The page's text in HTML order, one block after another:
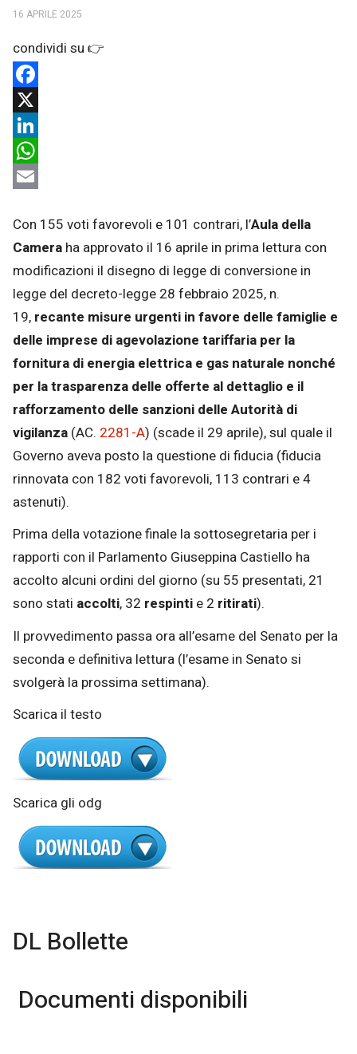
16 APRILE 2025
Facebook
X
LinkedIn
WhatsApp
Con 155 voti favorevoli e 101 contrari, l’Aula della
Camera ha approvato il 16 aprile in prima lettura con
modificazioni il disegno di legge di conversione in
legge del decreto-legge 28 febbraio 2025, n.
19, recante misure urgenti in favore delle famiglie e
delle imprese di agevolazione tariffaria per la
fornitura di energia elettrica e gas naturale nonché
per la trasparenza delle offerte al dettaglio e il
rafforzamento delle sanzioni delle Autorità di
vigilanza (AC. 2281-A​) (scade il 29 aprile), sul quale il
Governo aveva posto la questione di fiducia (fiducia
rinnovata con 182 voti favorevoli, 113 contrari e 4
astenuti).
Prima della votazione finale la sottosegretaria per i
rapporti con il Parlamento Giuseppina Castiello ha
accolto alcuni ordini del giorno (su 55 presentati, 21
sono stati accolti, 32 respinti e 2 ritirati).
Il provvedimento passa ora all’esame del Senato per la
seconda e definitiva lettura (l’esame in Senato si
svolgerà la prossima settimana).
Scarica il testo
Scarica gli odg
DL Bollette
Documenti disponibili